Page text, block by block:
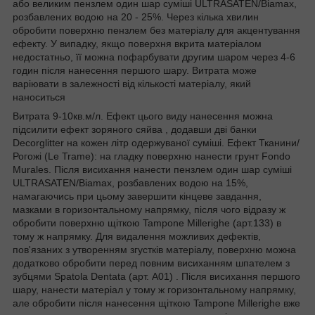
або великим пензлем один шар суміші ULTRASATEN/Biamax,
розбавлених водою на 20 - 25%. Через кілька хвилин
обробити поверхню пензлем без матеріалу для акцентування
ефекту. У випадку, якщо поверхня вкрита матеріалом
недостатньо, її можна пофарбувати другим шаром через 4-6
годин після нанесення першого шару. Витрата може
варіювати в залежності від кількості матеріалу, який
наноситься
Витрата 9-10кв.м/л. Ефект цього виду нанесення можна
підсилити ефект зоряного сяйва , додавши дві банки
Decorglitter на кожен літр одержуваної суміші. Ефект Тканини/
Рогожі (Le Trame): на гладку поверхню нанести грунт Fondo
Murales. Після висихання нанести пензлем один шар суміші
ULTRASATEN/Biamax, розбавлених водою на 15%,
намагаючись при цьому завершити кінцеве завдання,
мазками в горизонтальному напрямку, після чого відразу ж
обробити поверхню щіткою Tampone Millerighe (арт.133) в
тому ж напрямку. Для видалення можливих дефектів,
пов'язаних з утворенням згустків матеріалу, поверхню можна
додатково обробити перед повним висиханням шпателем з
зубцями Spatola Dentata (арт. А01) . Після висихання першого
шару, нанести матеріал у тому ж горизонтальному напрямку,
але обробити після нанесення щіткою Tampone Millerighe вже